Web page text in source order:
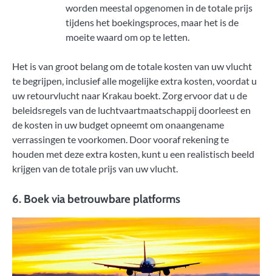
worden meestal opgenomen in de totale prijs
tijdens het boekingsproces, maar het is de
moeite waard om op te letten.
Het is van groot belang om de totale kosten van uw vlucht
te begrijpen, inclusief alle mogelijke extra kosten, voordat u
uw retourvlucht naar Krakau boekt. Zorg ervoor dat u de
beleidsregels van de luchtvaartmaatschappij doorleest en
de kosten in uw budget opneemt om onaangename
verrassingen te voorkomen. Door vooraf rekening te
houden met deze extra kosten, kunt u een realistisch beeld
krijgen van de totale prijs van uw vlucht.
6. Boek via betrouwbare platforms